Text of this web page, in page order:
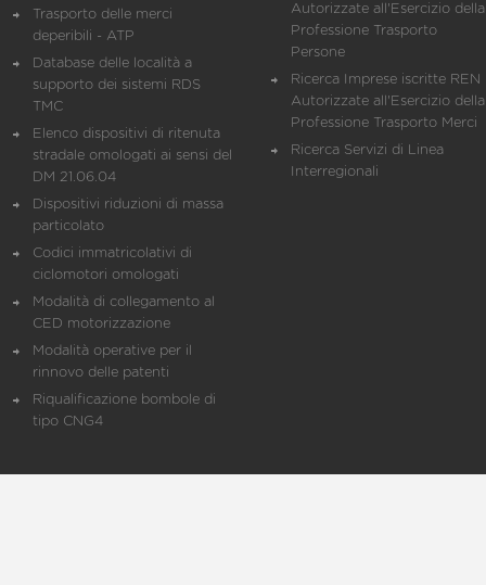
Trasporto delle merci
deperibili - ATP
Database delle località a
supporto dei sistemi RDS
TMC
Elenco dispositivi di ritenuta
stradale omologati ai sensi del
DM 21.06.04
Dispositivi riduzioni di massa
particolato
Codici immatricolativi di
ciclomotori omologati
Modalità di collegamento al
CED motorizzazione
Modalità operative per il
rinnovo delle patenti
Riqualificazione bombole di
tipo CNG4
Autorizzate all'Esercizio della
Professione Trasporto
Persone
Ricerca Imprese iscritte REN
Autorizzate all'Esercizio della
Professione Trasporto Merci
Ricerca Servizi di Linea
Interregionali